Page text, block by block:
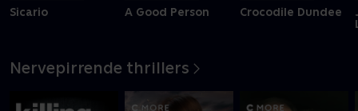
Sicario A Good Person Crocodile Dundee
Nervepirrende thrillers